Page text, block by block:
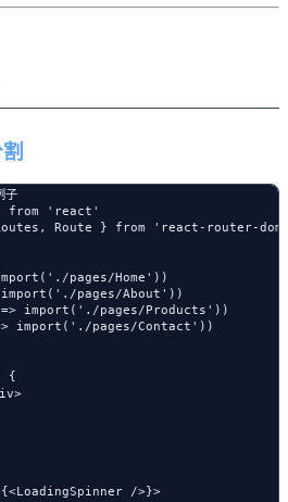
from 'react'
Route } from 'react-router-
pages/Home'))
pages/About'))
import('./pages/Products'))
import('./pages/Contact'))
{
/>}>